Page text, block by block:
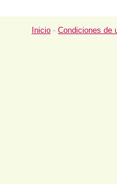
Inicio - Condiciones de